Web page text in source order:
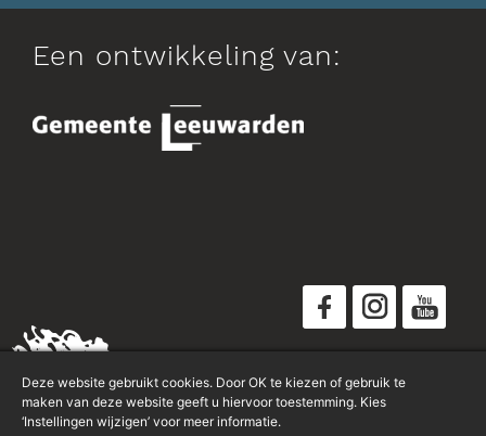
Een ontwikkeling van:
Privacyverklaring
Deze website gebruikt cookies. Door OK te kiezen of gebruik te
maken van deze website geeft u hiervoor toestemming. Kies
‘Instellingen wijzigen’ voor meer informatie.